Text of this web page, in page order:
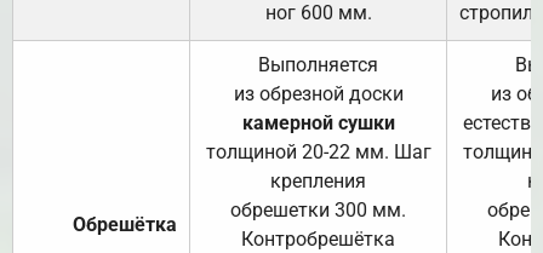
ног 600 мм.
Обрешётка
Выполняется
из обрезной доски
камерной сушки
толщиной 20-22 мм. Шаг
крепления
обрешетки 300 мм.
Контробрешётка
из